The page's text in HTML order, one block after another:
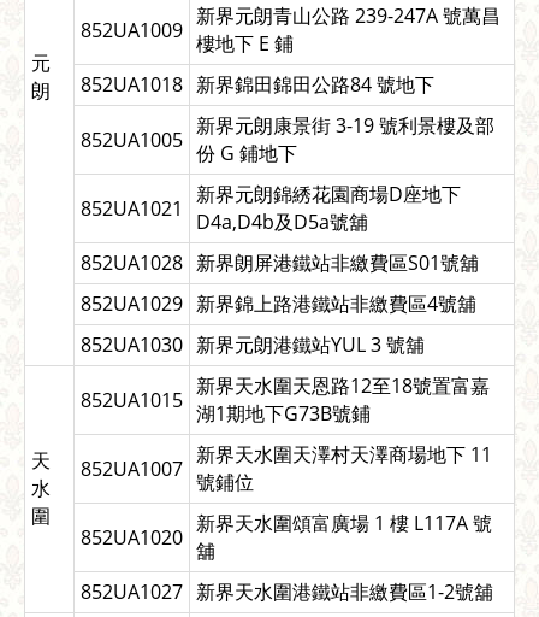
元
朗
852UA1009
新界元朗青山公路 239-247A 號萬昌
樓地下 E 鋪
852UA1018 新界錦田錦田公路84 號地下
852UA1005
新界元朗康景街 3-19 號利景樓及部
份 G 鋪地下
852UA1021
新界元朗錦綉花園商場D座地下
D4a,D4b及D5a號舖
852UA1028 新界朗屏港鐵站非繳費區S01號舖
852UA1029 新界錦上路港鐵站非繳費區4號舖
852UA1030 新界元朗港鐵站YUL 3 號舖
天
水
圍
852UA1015
新界天水圍天恩路12至18號置富嘉
湖1期地下G73B號鋪
852UA1007
新界天水圍天澤村天澤商場地下 11
號鋪位
852UA1020
新界天水圍頌富廣場 1 樓 L117A 號
舖
852UA1027 新界天水圍港鐵站非繳費區1-2號舖